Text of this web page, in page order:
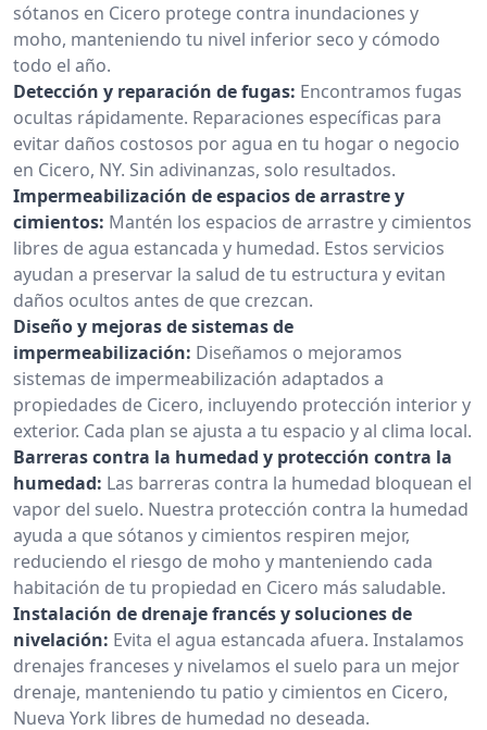
sótanos en Cicero protege contra inundaciones y
moho, manteniendo tu nivel inferior seco y cómodo
todo el año.
Detección y reparación de fugas: Encontramos fugas
ocultas rápidamente. Reparaciones específicas para
evitar daños costosos por agua en tu hogar o negocio
en Cicero, NY. Sin adivinanzas, solo resultados.
Impermeabilización de espacios de arrastre y
cimientos: Mantén los espacios de arrastre y cimientos
libres de agua estancada y humedad. Estos servicios
ayudan a preservar la salud de tu estructura y evitan
daños ocultos antes de que crezcan.
Diseño y mejoras de sistemas de
impermeabilización: Diseñamos o mejoramos
sistemas de impermeabilización adaptados a
propiedades de Cicero, incluyendo protección interior y
exterior. Cada plan se ajusta a tu espacio y al clima local.
Barreras contra la humedad y protección contra la
humedad: Las barreras contra la humedad bloquean el
vapor del suelo. Nuestra protección contra la humedad
ayuda a que sótanos y cimientos respiren mejor,
reduciendo el riesgo de moho y manteniendo cada
habitación de tu propiedad en Cicero más saludable.
Instalación de drenaje francés y soluciones de
nivelación: Evita el agua estancada afuera. Instalamos
drenajes franceses y nivelamos el suelo para un mejor
drenaje, manteniendo tu patio y cimientos en Cicero,
Nueva York libres de humedad no deseada.